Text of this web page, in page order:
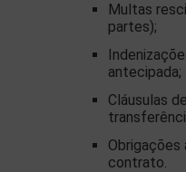
Multas
partes);
antecipada;
Cláusulas
Obrigações
contrato.